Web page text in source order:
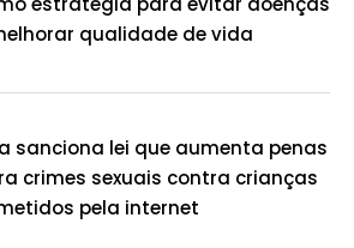
qualidade de vida
sanciona lei que aumenta penas
crimes sexuais contra crianças
pela internet